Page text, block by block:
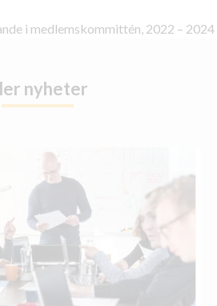
i medlemskommittén, 2022 – 2024
nyheter